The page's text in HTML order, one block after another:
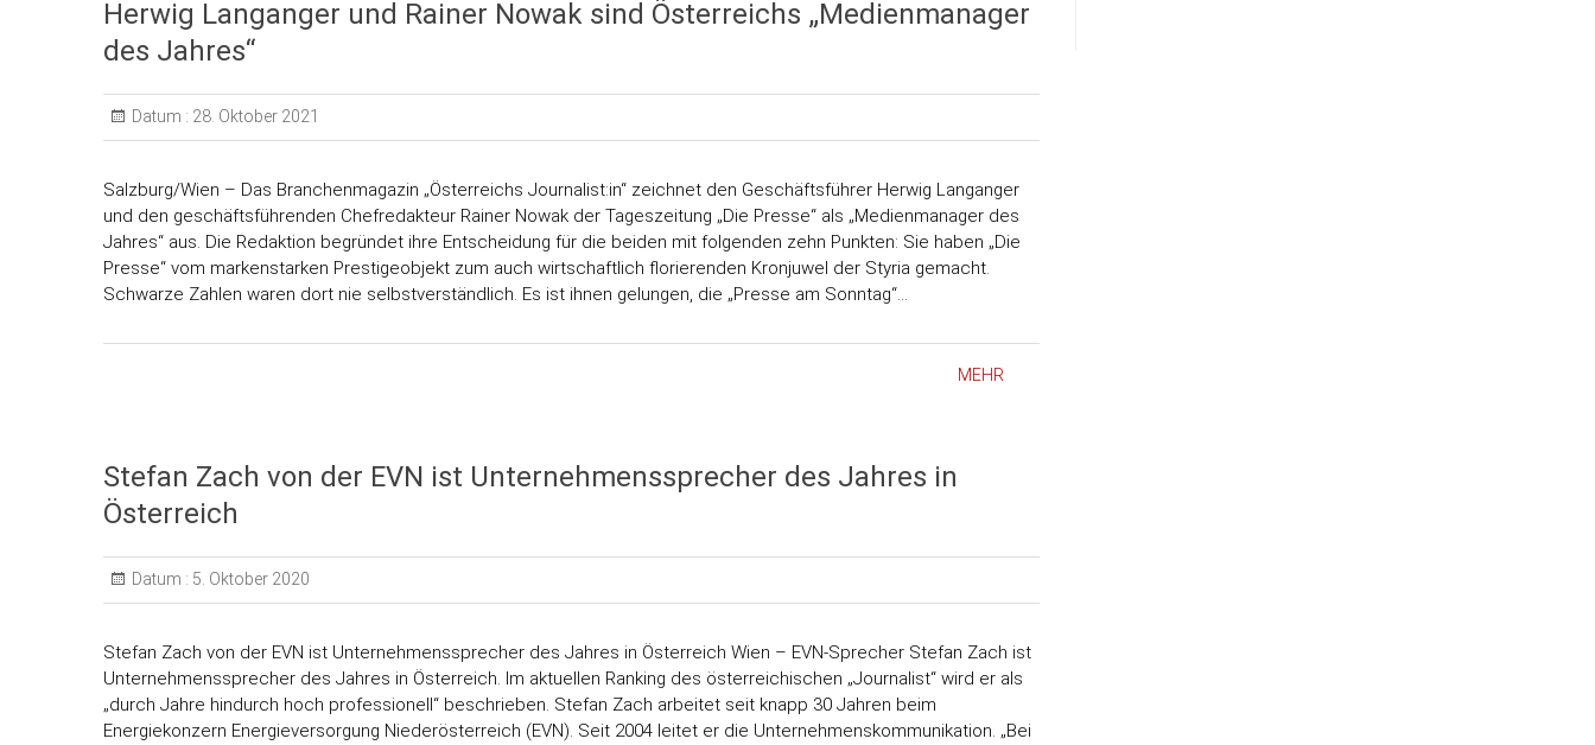
Herwig Langanger und Rainer Nowak sind Österreichs „Medienmanager
des Jahres“
Datum : 28. Oktober 2021
Salzburg/Wien – Das Branchenmagazin „Österreichs Journalist:in“ zeichnet den Geschäftsführer Herwig Langanger
und den geschäftsführenden Chefredakteur Rainer Nowak der Tageszeitung „Die Presse“ als „Medienmanager des
Jahres“ aus. Die Redaktion begründet ihre Entscheidung für die beiden mit folgenden zehn Punkten: Sie haben „Die
Presse“ vom markenstarken Prestigeobjekt zum auch wirtschaftlich florierenden Kronjuwel der Styria gemacht.
Schwarze Zahlen waren dort nie selbstverständlich. Es ist ihnen gelungen, die „Presse am Sonntag“…
MEHR
Stefan Zach von der EVN ist Unternehmenssprecher des Jahres in
Österreich
Datum : 5. Oktober 2020
Stefan Zach von der EVN ist Unternehmenssprecher des Jahres in Österreich Wien – EVN-Sprecher Stefan Zach ist
Unternehmenssprecher des Jahres in Österreich. Im aktuellen Ranking des österreichischen „Journalist“ wird er als
„durch Jahre hindurch hoch professionell“ beschrieben. Stefan Zach arbeitet seit knapp 30 Jahren beim
Energiekonzern Energieversorgung Niederösterreich (EVN). Seit 2004 leitet er die Unternehmenskommunikation. „Bei